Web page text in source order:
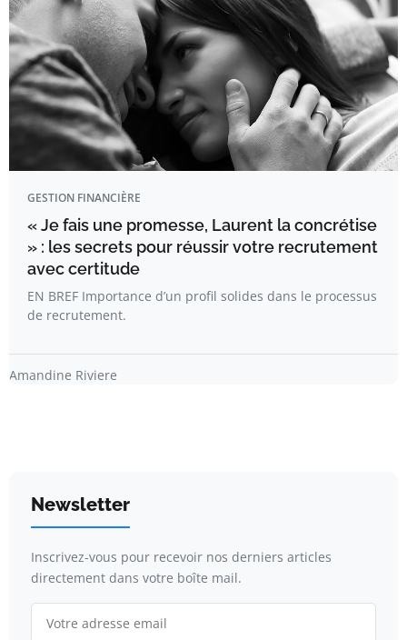
GESTION FINANCIÈRE
« Je fais une promesse, Laurent la concrétise
» : les secrets pour réussir votre recrutement
avec certitude
EN BREF Importance d’un profil solides dans le processus
de recrutement.
Amandine Riviere
Newsletter
Inscrivez-vous pour recevoir nos derniers articles
directement dans votre boîte mail.